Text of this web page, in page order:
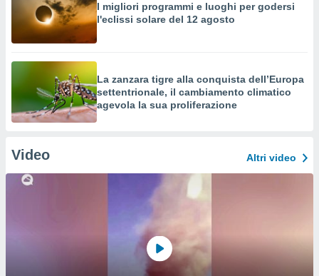
I migliori programmi e luoghi per godersi
l'eclissi solare del 12 agosto
La zanzara tigre alla conquista dell’Europa
settentrionale, il cambiamento climatico
agevola la sua proliferazione
Video Altri video